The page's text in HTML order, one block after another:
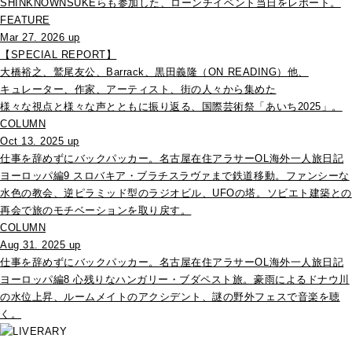
SHINKNOWNSUKEらも参加した、ローンチイベント当日をレポート。
FEATURE
Mar 27. 2026 up
【SPECIAL REPORT】
大橋裕之、鷲尾友公、Barrack、黒田義隆（ON READING）他、
キュレーター、作家、アーティスト、街の人々から集めた
様々な視点と様々な声とともに振り返る、国際芸術祭「あいち2025」。
COLUMN
Oct 13. 2025 up
仕事を辞めずにバックパッカー。名古屋在住アラサーOL海外一人旅日記
ヨーロッパ編9 スロバキア・ブラチスラヴァまで鉄道移動。ファンシーな
水色の教会、逆ピラミッド型のラジオビル、UFOの塔。ソビエト建築との
再会で旅のモチベーションを取り戻す。
COLUMN
Aug 31. 2025 up
仕事を辞めずにバックパッカー。名古屋在住アラサーOL海外一人旅日記
ヨーロッパ編8 心残りなハンガリー・ブダペスト旅。豪雨によるドナウ川
の水位上昇、ルームメイトのアクシデント、謎の野外フェスで音楽を聴
く。